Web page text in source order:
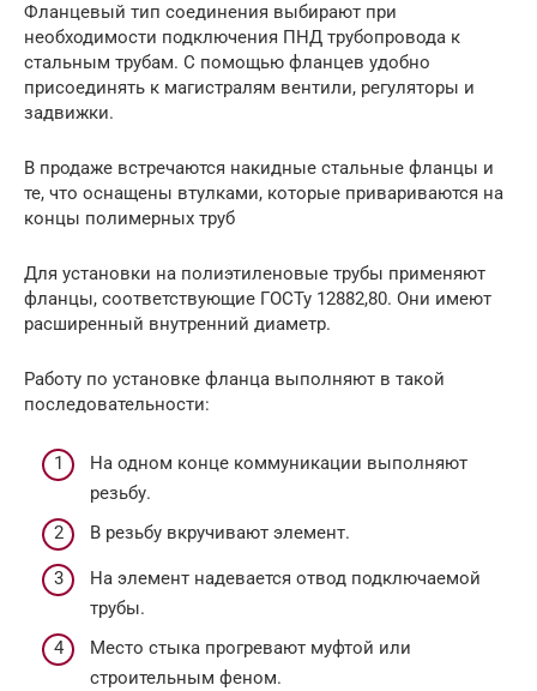
Фланцевый тип соединения выбирают при
необходимости подключения ПНД трубопровода к
стальным трубам. С помощью фланцев удобно
присоединять к магистралям вентили, регуляторы и
задвижки.
В продаже встречаются накидные стальные фланцы и
те, что оснащены втулками, которые привариваются на
концы полимерных труб
Для установки на полиэтиленовые трубы применяют
фланцы, соответствующие ГОСТу 12882,80. Они имеют
расширенный внутренний диаметр.
Работу по установке фланца выполняют в такой
последовательности:
На одном конце коммуникации выполняют
резьбу.
В резьбу вкручивают элемент.
На элемент надевается отвод подключаемой
трубы.
Место стыка прогревают муфтой или
строительным феном.